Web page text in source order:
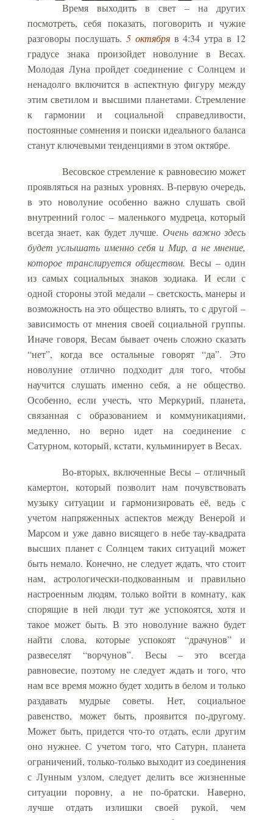
Время выходить в свет – на других
посмотреть, себя показать, поговорить и чужие
разговоры послушать. 5 октябряв 4:34 утра в 12
градусе знака произойдет новолуние в Весах.
Молодая Луна пройдет соединение с Солнцем и
ненадолго включится в аспектную фигуру между
этим светилом и высшими планетами. Стремление
к гармонии и социальной справедливости,
постоянные сомнения и поиски идеального баланса
станут ключевыми тенденциями в этом октябре.
Весовское стремление к равновесию может
проявляться на разных уровнях. В-первую очередь,
в это новолуние особенно важно слушать свой
внутренний голос – маленького мудреца, который
всегда знает, как будет лучше. Очень важно здесь
будет услышать именно себя и Мир, а не мнение,
которое транслируется обществом. Весы – один
из самых социальных знаков зодиака. И если с
одной стороны этой медали – светскость, манеры и
возможность на это общество влиять, то с другой –
зависимость от мнения своей социальной группы.
Иначе говоря, Весам бывает очень сложно сказать
“нет”, когда все остальные говорят “да”. Это
новолуние отлично подходит для того, чтобы
научится слушать именно себя, а не общество.
Особенно, если учесть, что Меркурий, планета,
связанная с образованием и коммуникациями,
медленно, но верно идет на соединение с
Сатурном, который, кстати, кульминирует в Весах.
Во-вторых, включенные Весы – отличный
камертон, который позволит нам почувствовать
музыку ситуации и гармонизировать её, ведь с
учетом напряженных аспектов между Венерой и
Марсом и уже давно висящего в небе тау-квадрата
высших планет с Солнцем таких ситуаций может
быть немало. Конечно, не следует ждать, что стоит
нам, астрологически-подкованным и правильно
настроенным людям, только войти в комнату, как
спорящие в ней люди тут же успокоятся, хотя и
такое может быть. В это новолуние важно будет
найти слова, которые успокоят “драчунов” и
развеселят “ворчунов”. Весы – это всегда
равновесие, поэтому не следует ждать и того, что
нам все время можно будет ходить в белом и только
раздавать мудрые советы. Нет, социальное
равенство, может быть, проявится по-другому.
Может быть, придется что-то отдать, если другим
оно нужнее. С учетом того, что Сатурн, планета
ограничений, только-только выходит из соединения
с Лунным узлом, следует делить все жизненные
ситуации поровну, а не по-братски. Наверно,
лучше отдать излишки своей рукой, чем